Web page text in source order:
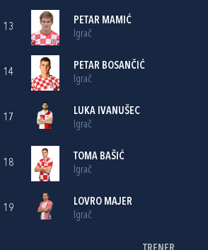
13
PETAR MAMIĆ
Igrač
14
PETAR BOSANČIĆ
Igrač
17
LUKA IVANUŠEC
Igrač
18
TOMA BAŠIĆ
Igrač
19
LOVRO MAJER
Igrač